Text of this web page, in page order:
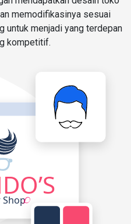
memodifikasinya sesuai
untuk menjadi yang terdepan
kompetitif.